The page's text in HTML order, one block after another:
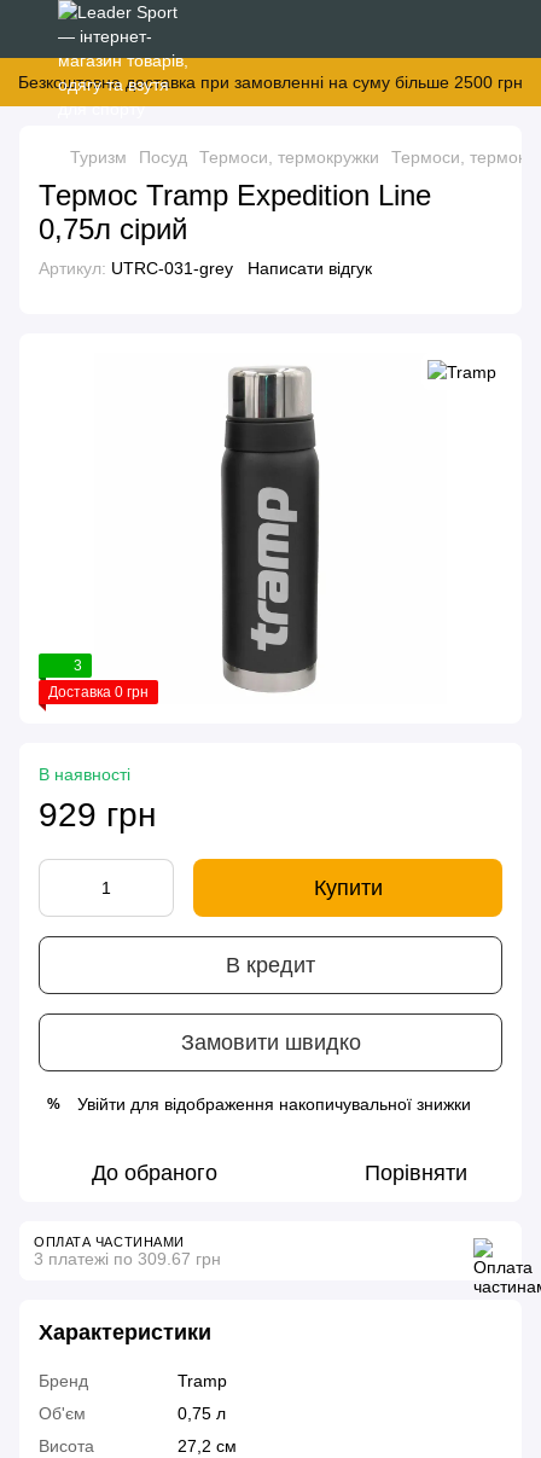
Безкоштовна доставка при замовленні на суму більше 2500 грн
Туризм Посуд Термоси, термокружки Термоси,
Термос Tramp Expedition Line
0,75л сірий
Артикул: UTRC-031-grey Написати відгук
3
Доставка 0 грн
В наявності
929 грн
Купити
В кредит
Замовити швидко
% Увійти для відображення накопичувальної знижки
До обраного Порівняти
ОПЛАТА ЧАСТИНАМИ
3 платежі по 309.67 грн
Характеристики
Бренд
Tramp
Об'єм
0,75 л
Висота
27,2 см